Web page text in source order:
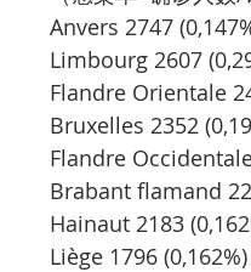
Anvers 2747
Limbourg 2607
Flandre Orientale
Bruxelles 2352
Flandre
Brabant flamand
Hainaut 2183
Liège 1796 (0,162%)